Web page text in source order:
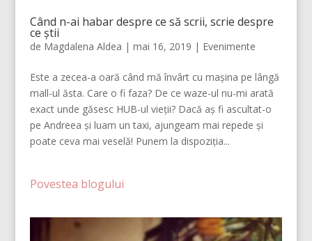
Când n-ai habar despre ce să scrii, scrie despre
ce știi
de Magdalena Aldea | mai 16, 2019 | Evenimente
Este a zecea-a oară când mă învârt cu mașina pe lângă
mall-ul ăsta. Care o fi faza? De ce waze-ul nu-mi arată
exact unde găsesc HUB-ul vieții? Dacă aș fi ascultat-o
pe Andreea și luam un taxi, ajungeam mai repede și
poate ceva mai veselă! Punem la dispoziția...
Povestea blogului